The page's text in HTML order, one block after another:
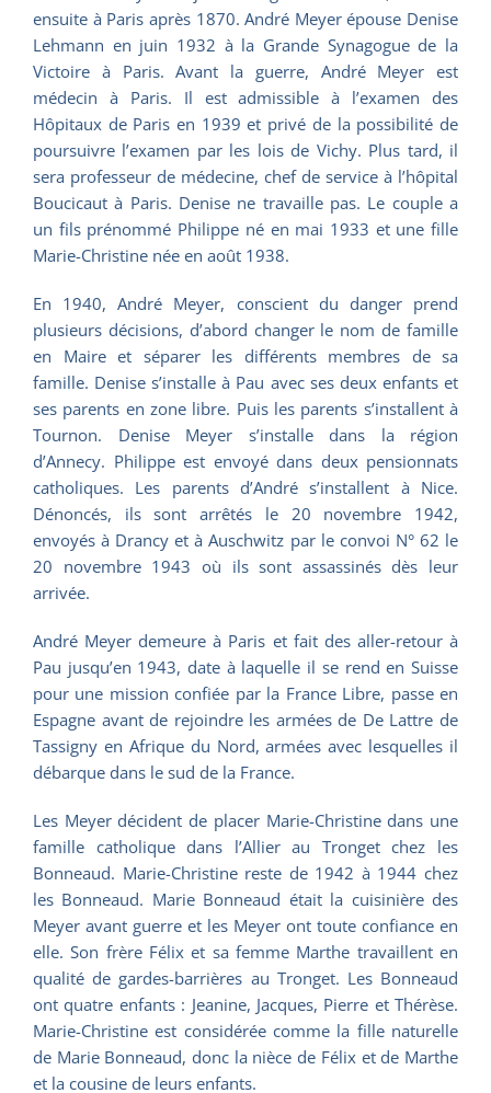
ensuite à Paris après 1870. André Meyer épouse Denise
Lehmann en juin 1932 à la Grande Synagogue de la
Victoire à Paris. Avant la guerre, André Meyer est
médecin à Paris. Il est admissible à l’examen des
Hôpitaux de Paris en 1939 et privé de la possibilité de
poursuivre l’examen par les lois de Vichy. Plus tard, il
sera professeur de médecine, chef de service à l’hôpital
Boucicaut à Paris. Denise ne travaille pas. Le couple a
un fils prénommé Philippe né en mai 1933 et une fille
Marie-Christine née en août 1938.
En 1940, André Meyer, conscient du danger prend
plusieurs décisions, d’abord changer le nom de famille
en Maire et séparer les différents membres de sa
famille. Denise s’installe à Pau avec ses deux enfants et
ses parents en zone libre. Puis les parents s’installent à
Tournon. Denise Meyer s’installe dans la région
d’Annecy. Philippe est envoyé dans deux pensionnats
catholiques. Les parents d’André s’installent à Nice.
Dénoncés, ils sont arrêtés le 20 novembre 1942,
envoyés à Drancy et à Auschwitz par le convoi N° 62 le
20 novembre 1943 où ils sont assassinés dès leur
arrivée.
André Meyer demeure à Paris et fait des aller-retour à
Pau jusqu’en 1943, date à laquelle il se rend en Suisse
pour une mission confiée par la France Libre, passe en
Espagne avant de rejoindre les armées de De Lattre de
Tassigny en Afrique du Nord, armées avec lesquelles il
débarque dans le sud de la France.
Les Meyer décident de placer Marie-Christine dans une
famille catholique dans l’Allier au Tronget chez les
Bonneaud. Marie-Christine reste de 1942 à 1944 chez
les Bonneaud. Marie Bonneaud était la cuisinière des
Meyer avant guerre et les Meyer ont toute confiance en
elle. Son frère Félix et sa femme Marthe travaillent en
qualité de gardes-barrières au Tronget. Les Bonneaud
ont quatre enfants : Jeanine, Jacques, Pierre et Thérèse.
Marie-Christine est considérée comme la fille naturelle
de Marie Bonneaud, donc la nièce de Félix et de Marthe
et la cousine de leurs enfants.